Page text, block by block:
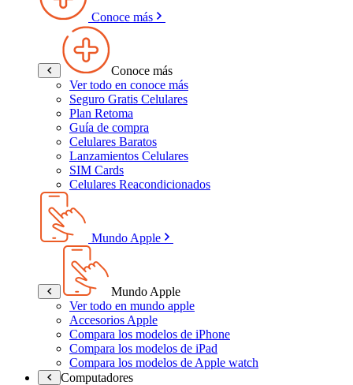
Conoce más
Conoce más
Ver todo en conoce más
Seguro Gratis Celulares
Plan Retoma
Guía de compra
Celulares Baratos
Lanzamientos Celulares
SIM Cards
Celulares Reacondicionados
Mundo Apple
Mundo Apple
Ver todo en mundo apple
Accesorios Apple
Compara los modelos de iPhone
Compara los modelos de iPad
Compara los modelos de Apple watch
Computadores